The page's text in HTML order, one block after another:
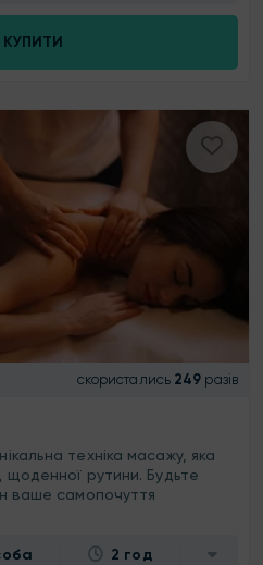
КУПИТИ
скористались 249 разів
техніка масажу, яка
щоденної рутини. Будьте
ваше самопочуття
2 год